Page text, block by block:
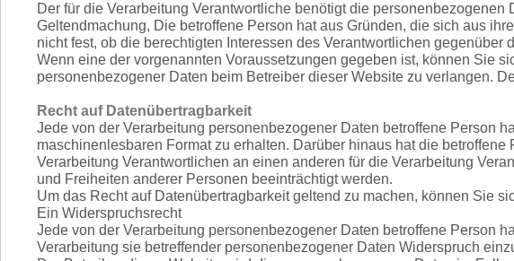
Der für die Verarbeitung Verantwortliche benötigt die
Geltendmachung, Die betroffene Person hat aus Gründen, die sich aus
nicht fest, ob die berechtigten Interessen des Verantwortlichen gegenüber
Wenn eine der vorgenannten Voraussetzungen gegeben ist, können Sie
personenbezogener Daten beim Betreiber dieser Website zu verlangen.
Recht auf Datenübertragbarkeit
Jede von der Verarbeitung personenbezogener Daten betroffene Person
maschinenlesbaren Format zu erhalten. Darüber hinaus hat die
Verarbeitung Verantwortlichen an einen anderen für die Verarbeitung
und Freiheiten anderer Personen beeinträchtigt werden.
Um das Recht auf Datenübertragbarkeit geltend zu machen, können Sie
Ein Widerspruchsrecht
Jede von der Verarbeitung personenbezogener Daten betroffene Person
Verarbeitung sie betreffender personenbezogener Daten Widerspruch